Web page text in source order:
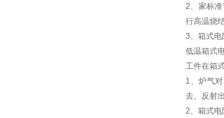
2、家标
行高温烧
3、箱式
低温箱式
工件在箱
1、炉气
去。反射
2、箱式